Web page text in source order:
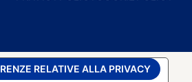
RELATIVE ALLA PRIVACY